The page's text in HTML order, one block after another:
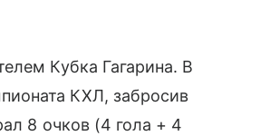
Кубка Гагарина. В
КХЛ, забросив
8 очков (4 гола + 4